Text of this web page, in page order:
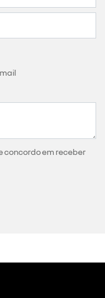
concordo em receber